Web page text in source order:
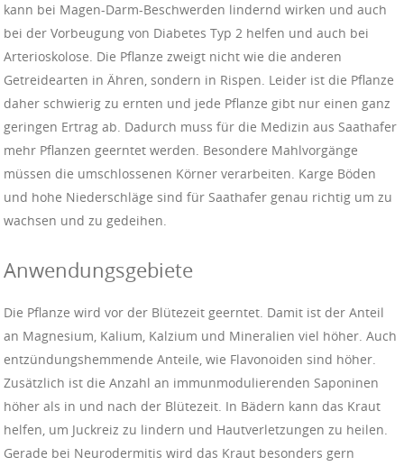
kann bei Magen-Darm-Beschwerden lindernd wirken und auch
bei der Vorbeugung von Diabetes Typ 2 helfen und auch bei
Arterioskolose. Die Pflanze zweigt nicht wie die anderen
Getreidearten in Ähren, sondern in Rispen. Leider ist die Pflanze
daher schwierig zu ernten und jede Pflanze gibt nur einen ganz
geringen Ertrag ab. Dadurch muss für die Medizin aus Saathafer
mehr Pflanzen geerntet werden. Besondere Mahlvorgänge
müssen die umschlossenen Körner verarbeiten. Karge Böden
und hohe Niederschläge sind für Saathafer genau richtig um zu
wachsen und zu gedeihen.
Anwendungsgebiete
Die Pflanze wird vor der Blütezeit geerntet. Damit ist der Anteil
an Magnesium, Kalium, Kalzium und Mineralien viel höher. Auch
entzündungshemmende Anteile, wie Flavonoiden sind höher.
Zusätzlich ist die Anzahl an immunmodulierenden Saponinen
höher als in und nach der Blütezeit. In Bädern kann das Kraut
helfen, um Juckreiz zu lindern und Hautverletzungen zu heilen.
Gerade bei Neurodermitis wird das Kraut besonders gern